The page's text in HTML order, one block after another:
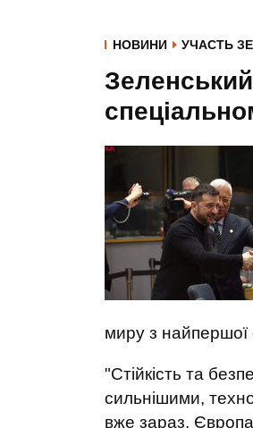
НОВИНИ УЧАСТЬ
миру з найпершої
"Стійкість та
сильнішими,
вже зараз.